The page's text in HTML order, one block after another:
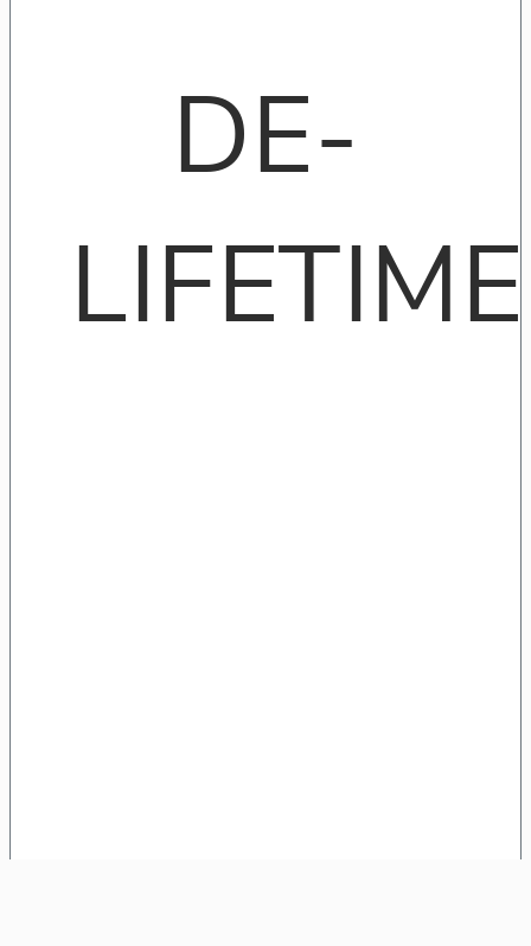
DE-
LIFETIME